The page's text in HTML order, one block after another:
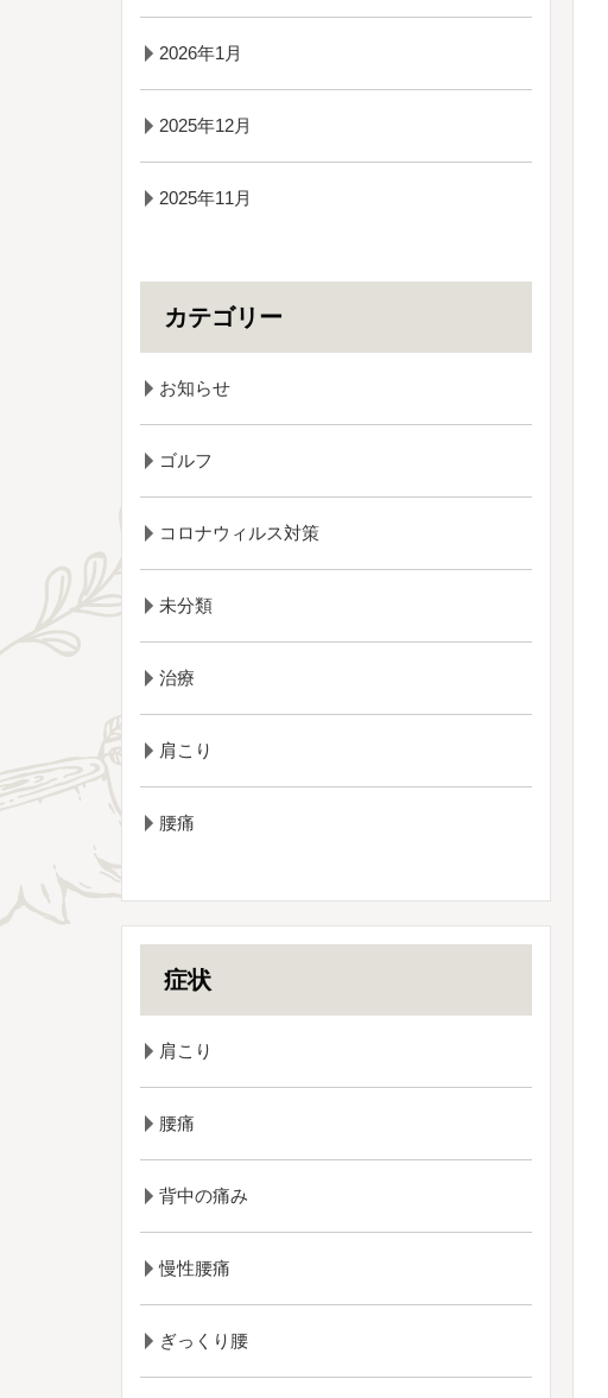
2026年1月
2025年12月
2025年11月
カテゴリー
お知らせ
ゴルフ
コロナウィルス対策
未分類
治療
肩こり
腰痛
症状
肩こり
腰痛
背中の痛み
慢性腰痛
ぎっくり腰